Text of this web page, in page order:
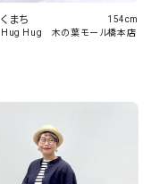
くまち
Hug Hug 木の葉モール橋本店
154cm